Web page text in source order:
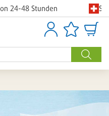
24-48 Stunden
Suche
AnmeldenArtikellisten